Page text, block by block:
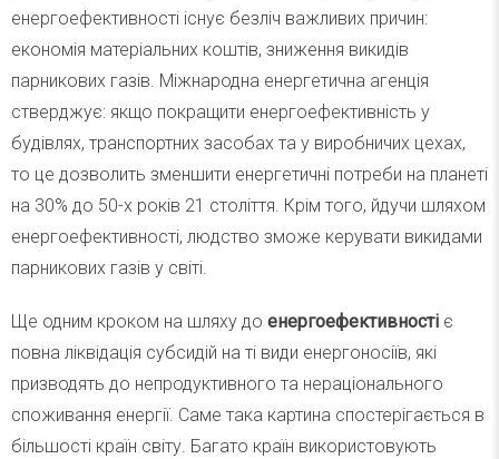
енергоефективності існує безліч важливих причин:
економія матеріальних коштів, зниження викидів
парникових газів. Міжнародна енергетична агенція
стверджує: якщо покращити енергоефективність у
будівлях, транспортних засобах та у виробничих цехах,
то це дозволить зменшити енергетичні потреби на планеті
на 30% до 50-х років 21 століття. Крім того, йдучи шляхом
енергоефективності, людство зможе керувати викидами
парникових газів у світі.
Ще одним кроком на шляху до енергоефективності є
повна ліквідація субсидій на ті види енергоносіїв, які
призводять до непродуктивного та нераціонального
споживання енергії. Саме така картина спостерігається в
більшості країн світу. Багато країн використовують